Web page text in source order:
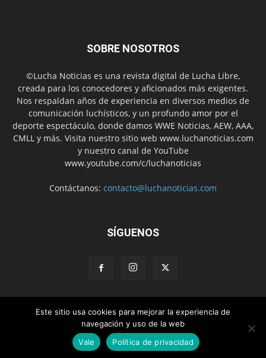
SOBRE NOSOTROS
©Lucha Noticias es una revista digital de Lucha Libre,
creada para los conocedores y aficionados más exigentes.
Nos respaldan años de experiencia en diversos medios de
comunicación luchísticos, y un profundo amor por el
deporte espectáculo, donde damos WWE Noticias, AEW, AAA,
CMLL y más. Visita nuestro sitio web www.luchanoticias.com
y nuestro canal de YouTube
www.youtube.com/c/luchanoticias
Contáctanos: contacto@luchanoticias.com
SÍGUENOS
WWE Noticias WWE AEW
Lucha Libre Mexicana
Colabora con nosotros
© CONTACTO: contacto@luchanoticias.com
Este sitio usa cookies para mejorar la experiencia de
navegación y uso de la web
Vale
Política de privacidad